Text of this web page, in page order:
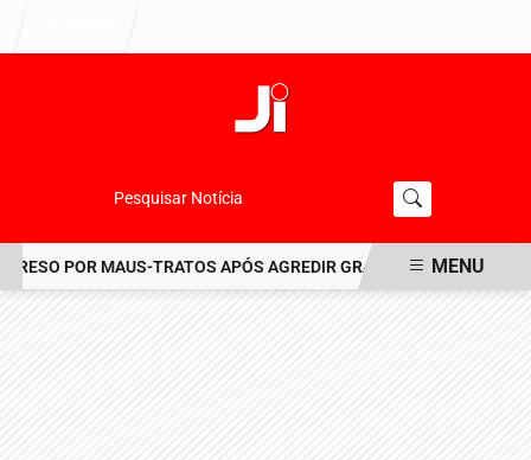
Pesquisar Notícia
POR MAUS-TRATOS APÓS AGREDIR GRAVEMENTEMENU